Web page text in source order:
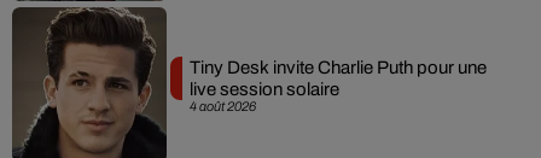
4 août 2026
Tiny Desk invite Charlie Puth pour une
live session solaire